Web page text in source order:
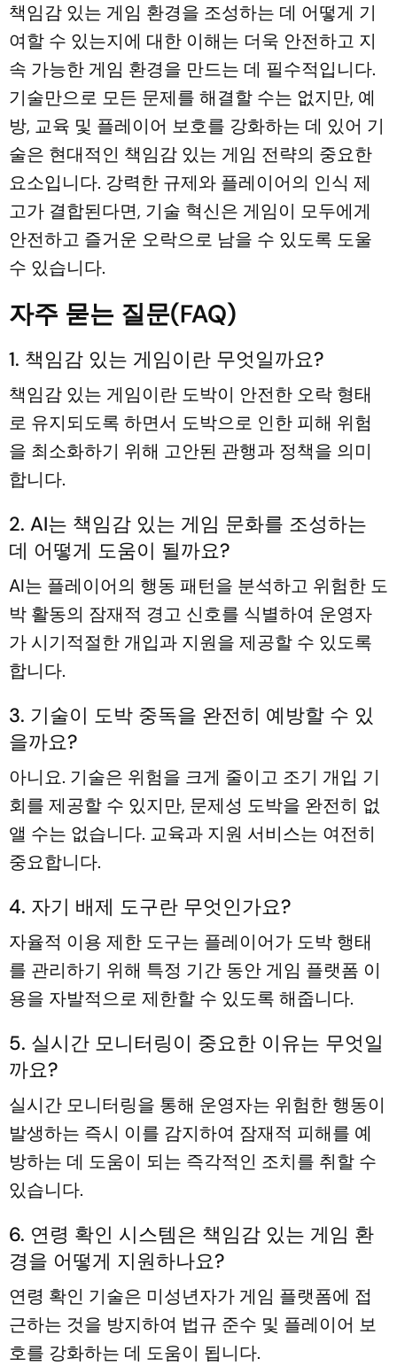
책임감 있는 게임 환경을 조성하는 데 어떻게 기
여할 수 있는지에 대한 이해는 더욱 안전하고 지
속 가능한 게임 환경을 만드는 데 필수적입니다.
기술만으로 모든 문제를 해결할 수는 없지만, 예
방, 교육 및 플레이어 보호를 강화하는 데 있어 기
술은 현대적인 책임감 있는 게임 전략의 중요한
요소입니다. 강력한 규제와 플레이어의 인식 제
고가 결합된다면, 기술 혁신은 게임이 모두에게
안전하고 즐거운 오락으로 남을 수 있도록 도울
수 있습니다.
자주 묻는 질문(FAQ)
1. 책임감 있는 게임이란 무엇일까요?
책임감 있는 게임이란 도박이 안전한 오락 형태
로 유지되도록 하면서 도박으로 인한 피해 위험
을 최소화하기 위해 고안된 관행과 정책을 의미
합니다.
2. AI는 책임감 있는 게임 문화를 조성하는
데 어떻게 도움이 될까요?
AI는 플레이어의 행동 패턴을 분석하고 위험한 도
박 활동의 잠재적 경고 신호를 식별하여 운영자
가 시기적절한 개입과 지원을 제공할 수 있도록
합니다.
3. 기술이 도박 중독을 완전히 예방할 수 있
을까요?
아니요. 기술은 위험을 크게 줄이고 조기 개입 기
회를 제공할 수 있지만, 문제성 도박을 완전히 없
앨 수는 없습니다. 교육과 지원 서비스는 여전히
중요합니다.
4. 자기 배제 도구란 무엇인가요?
자율적 이용 제한 도구는 플레이어가 도박 행태
를 관리하기 위해 특정 기간 동안 게임 플랫폼 이
용을 자발적으로 제한할 수 있도록 해줍니다.
5. 실시간 모니터링이 중요한 이유는 무엇일
까요?
실시간 모니터링을 통해 운영자는 위험한 행동이
발생하는 즉시 이를 감지하여 잠재적 피해를 예
방하는 데 도움이 되는 즉각적인 조치를 취할 수
있습니다.
6. 연령 확인 시스템은 책임감 있는 게임 환
경을 어떻게 지원하나요?
연령 확인 기술은 미성년자가 게임 플랫폼에 접
근하는 것을 방지하여 법규 준수 및 플레이어 보
호를 강화하는 데 도움이 됩니다.